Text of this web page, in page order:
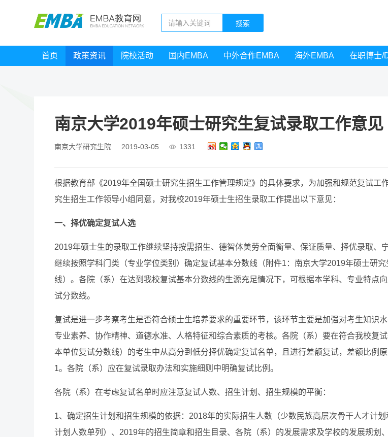
首页 政策资讯 院校活动 国内EMBA 中外合作EMBA 海外EMBA 在职博士/
南京大学2019年硕士研究生复试录取工作意见
南京大学研究生院 2019-03-05 1331
根据教育部《2019年全国硕士研究生招生工作管理规定》的具体要求，为加强和规范复试工
究生招生工作领导小组同意，对我校2019年硕士生招生录取工作提出以下意见：
一、择优确定复试人选
2019年硕士生的录取工作继续坚持按需招生、德智体美劳全面衡量、保证质量、择优录取、
继续按照学科门类（专业学位类别）确定复试基本分数线（附件1：南京大学2019年硕士研
线）。各院（系）在达到我校复试基本分数线的生源充足情况下，可根据本学科、专业特点
试分数线。
复试是进一步考察考生是否符合硕士生培养要求的重要环节，该环节主要是加强对考生知识水
专业素养、协作精神、道德水准、人格特征和综合素质的考核。各院（系）要在符合我校复
本单位复试分数线）的考生中从高分到低分择优确定复试名单，且进行差额复试，差额比例原
1。各院（系）应在复试录取办法和实施细则中明确复试比例。
各院（系）在考虑复试名单时应注意复试人数、招生计划、招生规模的平衡：
1、确定招生计划和招生规模的依据：2018年的实际招生人数（少数民族高层次骨干人才计
计划人数单列）、2019年的招生简章和招生目录、各院（系）的发展需求及学校的发展规划